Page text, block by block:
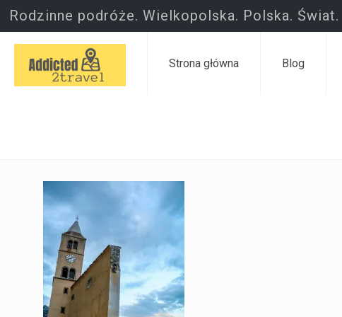
Rodzinne podróże. Wielkopolska. Polska. Świat.
Strona główna Blog